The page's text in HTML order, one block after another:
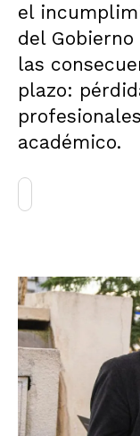
el
del
las
plazo:
académico.